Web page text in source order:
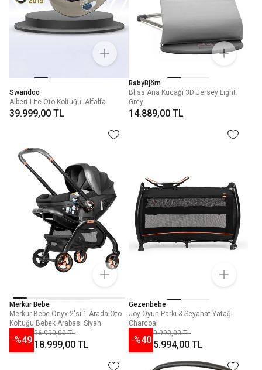
Swandoo
Albert Lite Oto Koltuğu- Alfalfa
39.999,00 TL
BabyBjörn
Blıss Ana Kucağı 3D Jersey Lıght
Grey
14.889,00 TL
Merkür Bebe
Merkür Bebe Onyx 2'si 1 Arada Oto
Koltuğu Bebek Arabası Siyah
-%49
36.990,00 TL
18.999,00 TL
Gezenbebe
Joy Oyun Parkı & Seyahat Yatağı
Charcoal
-%40
9.990,00 TL
5.994,00 TL